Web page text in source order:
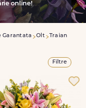
online!
Garantata Olt Traian
Filtre